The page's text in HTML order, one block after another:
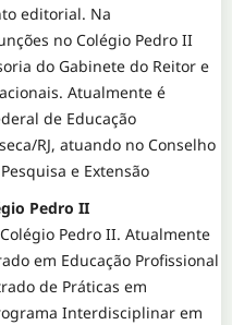
editorial. Na
no Colégio Pedro II
do Gabinete do Reitor e
Atualmente é
de Educação
RJ, atuando no Conselho
e Extensão
Pedro II
Pedro II. Atualmente
em Educação Profissional
de Práticas em
Interdisciplinar em